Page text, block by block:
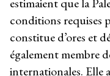
estimaient que la
conditions requises
constitue d’ores et
également membre
internationales. Elle